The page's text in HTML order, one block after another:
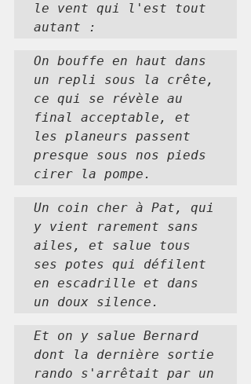
le vent qui l'est tout
autant :
On bouffe en haut dans
un repli sous la crête,
ce qui se révèle au
final acceptable, et
les planeurs passent
presque sous nos pieds
cirer la pompe.
Un coin cher à Pat, qui
y vient rarement sans
ailes, et salue tous
ses potes qui défilent
en escadrille et dans
un doux silence.
Et on y salue Bernard
dont la dernière sortie
rando s'arrêtait par un